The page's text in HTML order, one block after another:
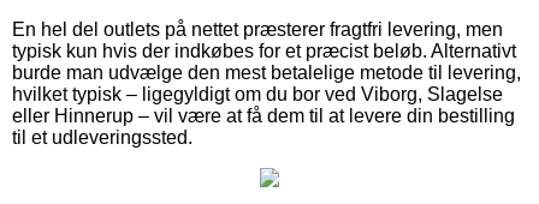
En hel del outlets på nettet præsterer fragtfri levering, men
typisk kun hvis der indkøbes for et præcist beløb. Alternativt
burde man udvælge den mest betalelige metode til levering,
hvilket typisk – ligegyldigt om du bor ved Viborg, Slagelse
eller Hinnerup – vil være at få dem til at levere din bestilling
til et udleveringssted.